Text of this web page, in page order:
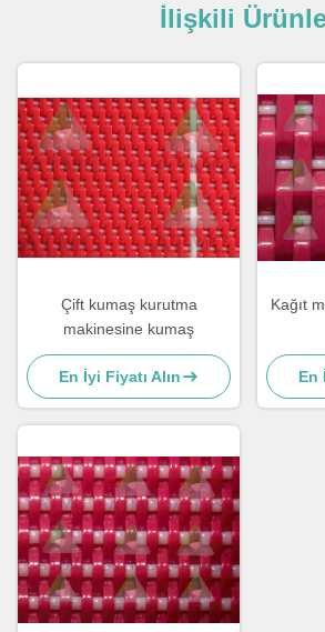
İlişkili
Çift kumaş kurutma
makinesine kumaş
En İyi Fiyatı Alın
Kağıt
En